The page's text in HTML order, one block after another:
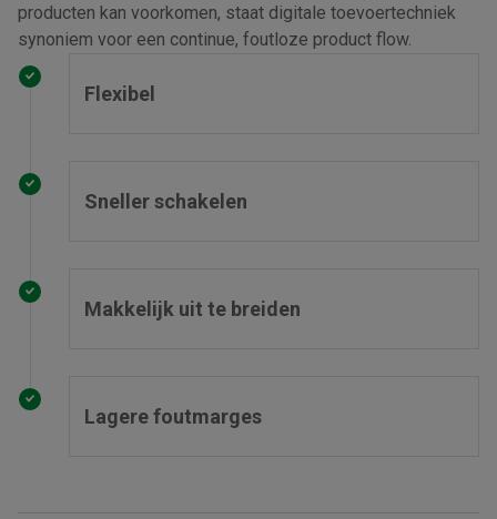
producten kan voorkomen, staat digitale toevoertechniek
synoniem voor een continue, foutloze product flow.
Flexibel
Sneller schakelen
Makkelijk uit te breiden
Lagere foutmarges